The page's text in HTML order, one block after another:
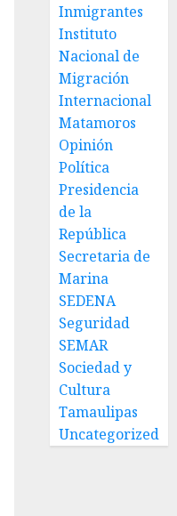
Inmigrantes
Instituto
Nacional de
Migración
Internacional
Matamoros
Opinión
Política
Presidencia
de la
República
Secretaria de
Marina
SEDENA
Seguridad
SEMAR
Sociedad y
Cultura
Tamaulipas
Uncategorized